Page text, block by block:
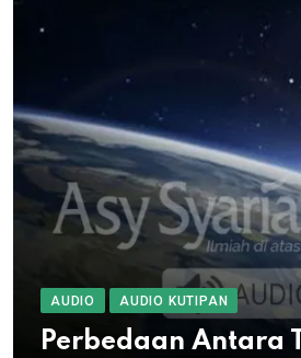
AUDIO AUDIO KUTIPAN
Perbedaan Antara